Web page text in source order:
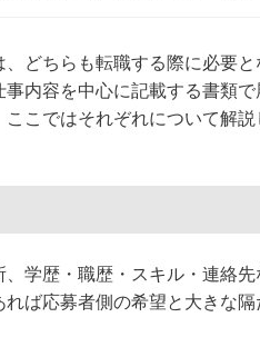
どちらも転職する際に必要
内容を中心に記載する書類
こではそれぞれについて解説
、学歴・職歴・スキル・連絡
ば応募者側の希望と大きな